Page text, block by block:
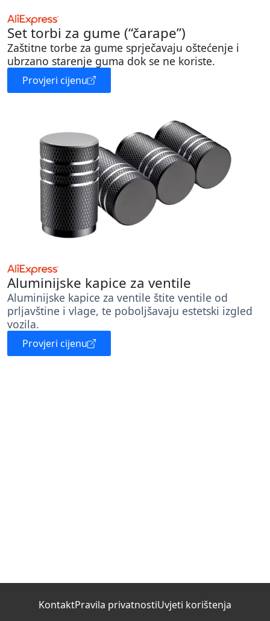
Set torbi za gume (“čarape”)
Zaštitne torbe za gume sprječavaju oštećenje i
ubrzano starenje guma dok se ne koriste.
Provjeri cijenu
Aluminijske kapice za ventile
Aluminijske kapice za ventile štite ventile od
prljavštine i vlage, te poboljšavaju estetski izgled
vozila.
Provjeri cijenu
KontaktPravila privatnostiUvjeti korištenja